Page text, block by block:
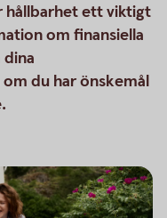
hållbarhet ett viktigt
om finansiella
du har önskemål